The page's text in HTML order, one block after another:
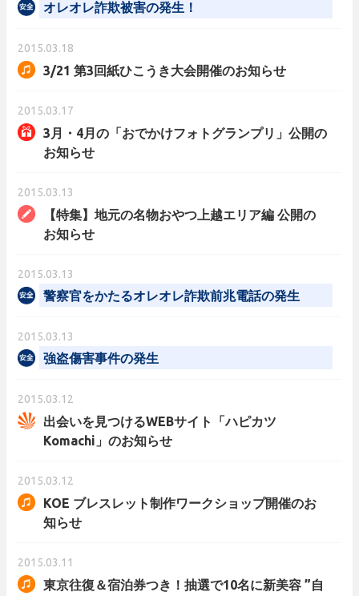
オレオレ詐欺被害の発生！
2015.03.18
3/21 第3回紙ひこうき大会開催のお知らせ
2015.03.17
3月・4月の「おでかけフォトグランプリ」公開の
お知らせ
2015.03.13
【特集】地元の名物おやつ上越エリア編 公開の
お知らせ
2015.03.13
警察官をかたるオレオレ詐欺前兆電話の発生
2015.03.13
強盗傷害事件の発生
2015.03.12
出会いを見つけるWEBサイト「ハピカツ
Komachi」のお知らせ
2015.03.12
KOE ブレスレット制作ワークショップ開催のお
知らせ
2015.03.11
東京往復＆宿泊券つき！抽選で10名に新美容 ”自